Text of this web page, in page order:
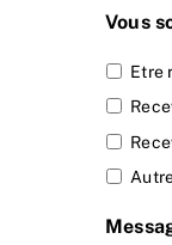
Vous
Etre